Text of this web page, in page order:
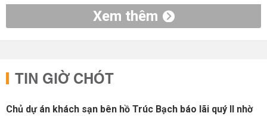
Xem thêm
TIN GIỜ CHÓT
Chủ dự án khách sạn bên hồ Trúc Bạch báo lãi quý II nhờ